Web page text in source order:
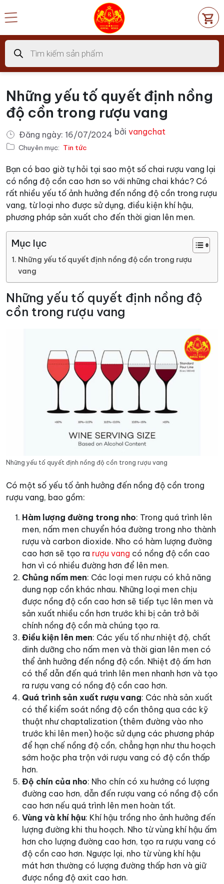
đến
dung
Tìm
kiếm
sản
phẩm
Những yếu tố quyết định nồng
độ cồn trong rượu vang
Đăng ngày: 16/07/2024 bởi vangchat
Chuyên mục: Tin tức
Bạn có bao giờ tự hỏi tại sao một số chai rượu vang lại
có nồng độ cồn cao hơn so với những chai khác? Có
rất nhiều yếu tố ảnh hưởng đến nồng độ cồn trong rượu
vang, từ loại nho được sử dụng, điều kiện khí hậu,
phương pháp sản xuất cho đến thời gian lên men.
Mục lục
Những yếu tố quyết định nồng độ cồn trong rượu
vang
Những yếu tố quyết định nồng độ
cồn trong rượu vang
Những yếu tố quyết định nồng độ cồn trong rượu vang
Có một số yếu tố ảnh hưởng đến nồng độ cồn trong
rượu vang, bao gồm:
Hàm lượng đường trong nho: Trong quá trình lên
men, nấm men chuyển hóa đường trong nho thành
rượu và carbon dioxide. Nho có hàm lượng đường
cao hơn sẽ tạo ra rượu vang có nồng độ cồn cao
hơn vì có nhiều đường hơn để lên men.
Chủng nấm men: Các loại men rượu có khả năng
dung nạp cồn khác nhau. Những loại men chịu
được nồng độ cồn cao hơn sẽ tiếp tục lên men và
sản xuất nhiều cồn hơn trước khi bị cản trở bởi
chính nồng độ cồn mà chúng tạo ra.
Điều kiện lên men: Các yếu tố như nhiệt độ, chất
dinh dưỡng cho nấm men và thời gian lên men có
thể ảnh hưởng đến nồng độ cồn. Nhiệt độ ấm hơn
có thể dẫn đến quá trình lên men nhanh hơn và tạo
ra rượu vang có nồng độ cồn cao hơn.
Quá trình sản xuất rượu vang: Các nhà sản xuất
có thể kiểm soát nồng độ cồn thông qua các kỹ
thuật như chaptalization (thêm đường vào nho
trước khi lên men) hoặc sử dụng các phương pháp
để hạn chế nồng độ cồn, chẳng hạn như thu hoạch
sớm hoặc pha trộn với rượu vang có độ cồn thấp
hơn.
Độ chín của nho: Nho chín có xu hướng có lượng
đường cao hơn, dẫn đến rượu vang có nồng độ cồn
cao hơn nếu quá trình lên men hoàn tất.
Vùng và khí hậu: Khí hậu trồng nho ảnh hưởng đến
lượng đường khi thu hoạch. Nho từ vùng khí hậu ấm
hơn cho lượng đường cao hơn, tạo ra rượu vang có
độ cồn cao hơn. Ngược lại, nho từ vùng khí hậu
mát hơn thường có lượng đường thấp hơn và giữ
được nồng độ axit cao hơn.